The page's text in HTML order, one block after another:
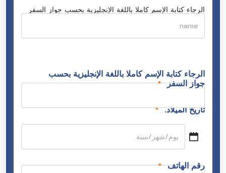
الرجاء كتابة الإسم كاملا باللغة الإنجليزية بحسب جواز السفر
الرجاء كتابة الإسم كاملا باللغة الإنجليزية بحسب
جواز السفر *
تاريخ الميلاد. *
مائلة
رقم الهاتف *